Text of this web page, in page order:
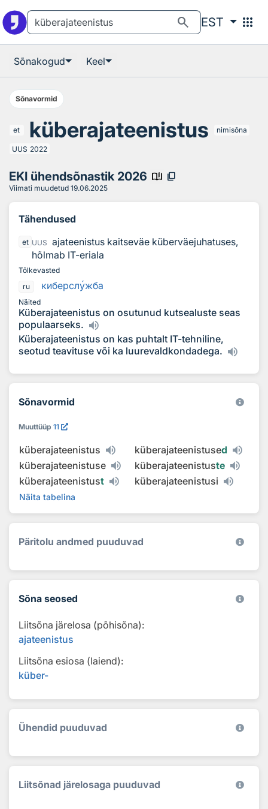
search EST apps
Sõnakogud Keel
Sõnavormid
et küberajateenistus nimisõna
UUS 2022
EKI ühendsõnastik 2026 book_ribbon content_copy
Viimati muudetud 19.06.2025
Tähendused
et UUS
ajateenistus kaitseväe küberväejuhatuses,
hõlmab IT-eriala
Tõlkevasted
ru
киберслужба
Näited
Küberajateenistus on osutunud kutsealuste seas
populaarseks.
Küberajateenistus on kas puhtalt IT-tehniline,
seotud teavituse või ka luurevaldkondadega.
Sõnavormid
Muuttüüp 11
küberajateenistus küberajateenistused
küberajateenistuse
küberajateenistuste
küberajateenistust küberajateenistusi
Näita tabelina
Päritolu andmed puuduvad
Sõna seosed
Liitsõna järelosa (põhisõna):
ajateenistus
Liitsõna esiosa (laiend):
küber-
Ühendid puuduvad
Liitsõnad järelosaga puuduvad